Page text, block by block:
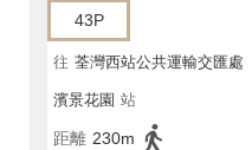
43P
往 荃灣西站公共運輸交匯處
濱景花園 站
距離 230m